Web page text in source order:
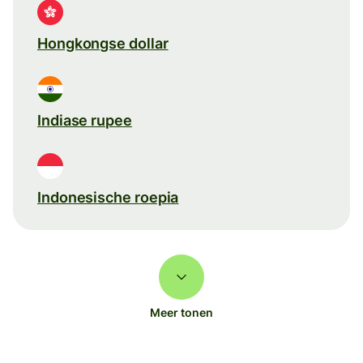
Hongkongse dollar
Indiase rupee
Indonesische roepia
Meer tonen